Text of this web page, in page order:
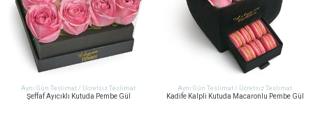
Aynı Gün Teslimat / Ücretsiz Teslimat
Şeffaf Ayıcıklı Kutuda Pembe Gül
Aynı Gün Teslimat / Ücretsiz Teslimat
Kadife Kalpli Kutuda Macaronlu Pembe Gül